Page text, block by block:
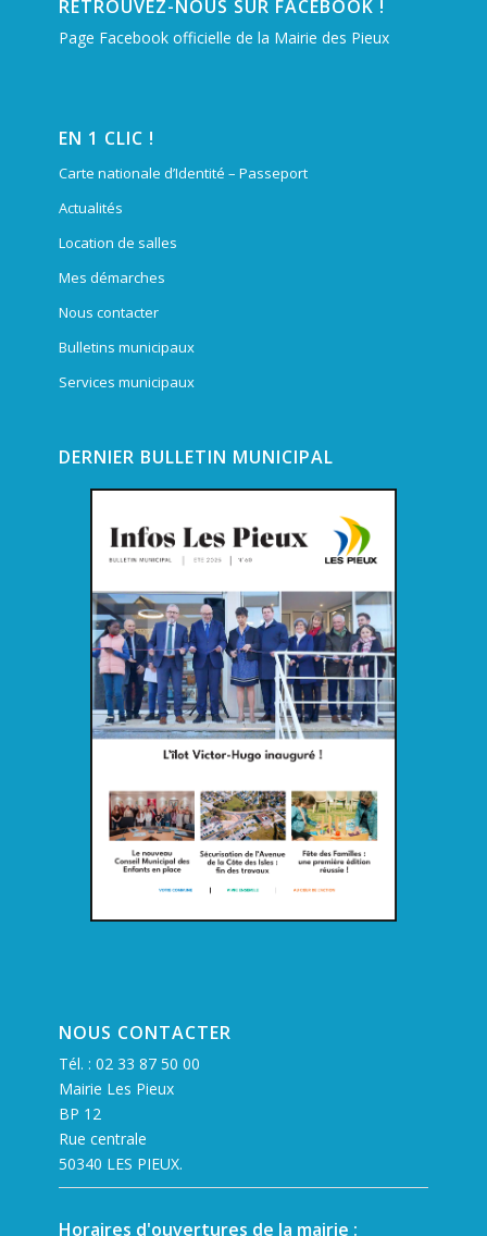
RETROUVEZ-NOUS SUR FACEBOOK !
Page Facebook officielle de la Mairie des Pieux
EN 1 CLIC !
Carte nationale d’Identité – Passeport
Actualités
Location de salles
Mes démarches
Nous contacter
Bulletins municipaux
Services municipaux
DERNIER BULLETIN MUNICIPAL
NOUS CONTACTER
Tél. : 02 33 87 50 00
Mairie Les Pieux
BP 12
Rue centrale
50340 LES PIEUX.
Horaires d'ouvertures de la mairie :